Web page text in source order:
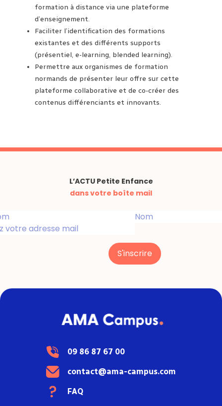
formation à distance via une plateforme
d’enseignement.
Faciliter l’identification des formations
existantes et des différents supports
(présentiel, e-learning, blended learning).
Permettre aux organismes de formation
normands de présenter leur offre sur cette
plateforme collaborative et de co-créer des
contenus différenciants et innovants.
L’ACTU Petite Enfance
dans votre boîte mail
S'inscrire
09 86 87 67 00
contact@ama-campus.com
FAQ